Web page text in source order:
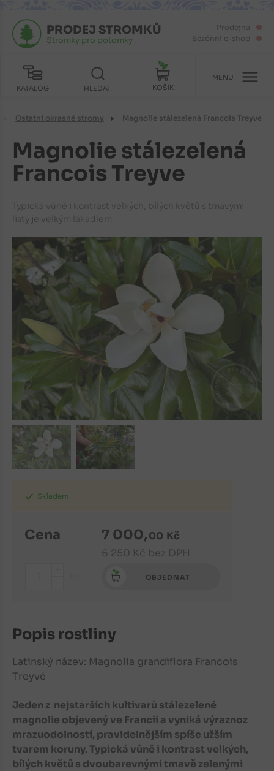
Prodejna
Sezónní e-shop
KATALOG
PRODEJ STROMKŮ
Stromky pro potomky
HLEDAT KOŠÍK
MENU
Ostatní okrasné stromy Magnolie stálezelená Francois Treyve
Magnolie stálezelená
Francois Treyve
Typická vůně i kontrast velkých, bílých květů s tmavými
listy je velkým lákadlem
Skladem
Cena 7 000,00 Kč
6 250 Kč bez DPH
OBJEDNAT
Popis rostliny
Latinský název: Magnolia grandiflora Francois
Treyvé
Jeden z nejstarších kultivarů stálezelené
magnolie objevený ve Francii a vyniká výraznoz
mrazuodolností, pravidelnějším spíše užším
tvarem koruny. Typická vůně i kontrast velkých,
bílých květů s dvoubarevnými tmavě zelenými